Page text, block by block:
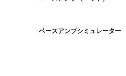
ベースアンプシミュレーター